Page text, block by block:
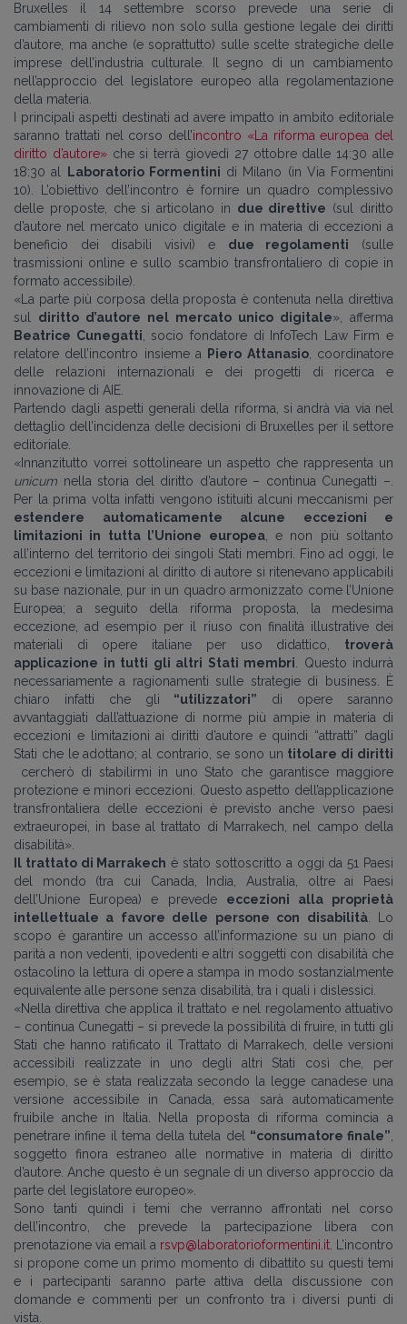
Bruxelles il 14 settembre scorso prevede una serie di
cambiamenti di rilievo non solo sulla gestione legale dei diritti
d’autore, ma anche (e soprattutto) sulle scelte strategiche delle
imprese dell’industria culturale. Il segno di un cambiamento
nell’approccio del legislatore europeo alla regolamentazione
della materia.
I principali aspetti destinati ad avere impatto in ambito editoriale
saranno trattati nel corso dell’incontro «La riforma europea del
diritto d’autore»che si terrà giovedì 27 ottobre dalle 14:30 alle
18:30 al
Laboratorio Formentini di Milano (in Via Formentini
10). L’obiettivo dell’incontro è fornire un quadro complessivo
delle proposte, che si articolano in due direttive (sul diritto
d’autore nel mercato unico digitale e in materia di eccezioni a
beneficio dei disabili visivi) e due regolamenti (sulle
trasmissioni online e sullo scambio transfrontaliero di copie in
formato accessibile).
«La parte più corposa della proposta è contenuta nella direttiva
sul diritto d’autore nel mercato unico digitale», afferma
Beatrice Cunegatti , socio fondatore di InfoTech Law Firm e
relatore dell’incontro insieme a
Piero Attanasio, coordinatore
delle relazioni internazionali e dei progetti di ricerca e
innovazione di AIE.
Partendo dagli aspetti generali della riforma, si andrà via via nel
dettaglio dell’incidenza delle decisioni di Bruxelles per il settore
editoriale.
«Innanzitutto vorrei sottolineare un aspetto che rappresenta un
unicum nella storia del diritto d’autore – continua Cunegatti –.
Per la prima volta infatti vengono istituiti alcuni meccanismi per
estendere automaticamente alcune eccezioni e
limitazioni in tutta l’Unione europea, e non più soltanto
all’interno del territorio dei singoli Stati membri. Fino ad oggi, le
eccezioni e limitazioni al diritto di autore si ritenevano applicabili
su base nazionale, pur in un quadro armonizzato come l’Unione
Europea; a seguito della riforma proposta, la medesima
eccezione, ad esempio per il riuso con finalità illustrative dei
materiali di opere italiane per uso didattico, troverà
applicazione in tutti gli altri Stati membri . Questo indurrà
necessariamente a ragionamenti sulle strategie di business. È
chiaro infatti che gli “utilizzatori” di opere saranno
avvantaggiati dall’attuazione di norme più ampie in materia di
eccezioni e limitazioni ai diritti d’autore e quindi “attratti” dagli
Stati che le adottano; al contrario, se sono un titolare di diritti
cercherò di stabilirmi in uno Stato che garantisce maggiore
protezione e minori eccezioni. Questo aspetto dell’applicazione
transfrontaliera delle eccezioni è previsto anche verso paesi
extraeuropei, in base al trattato di Marrakech, nel campo della
disabilità».
Il trattato di Marrakech è stato sottoscritto a oggi da 51 Paesi
del mondo (tra cui Canada, India, Australia, oltre ai Paesi
dell’Unione Europea) e prevede eccezioni alla proprietà
intellettuale a favore delle persone con disabilità. Lo
scopo è garantire un accesso all’informazione su un piano di
parità a non vedenti, ipovedenti e altri soggetti con disabilità che
ostacolino la lettura di opere a stampa in modo sostanzialmente
equivalente alle persone senza disabilità, tra i quali i dislessici.
«Nella direttiva che applica il trattato e nel regolamento attuativo
– continua Cunegatti – si prevede la possibilità di fruire, in tutti gli
Stati che hanno ratificato il Trattato di Marrakech, delle versioni
accessibili realizzate in uno degli altri Stati così che, per
esempio, se è stata realizzata secondo la legge canadese una
versione accessibile in Canada, essa sarà automaticamente
fruibile anche in Italia. Nella proposta di riforma comincia a
penetrare infine il tema della tutela del “consumatore finale”
soggetto finora estraneo alle normative in materia di diritto
d’autore. Anche questo è un segnale di un diverso approccio da
parte del legislatore europeo».
Sono tanti quindi i temi che verranno affrontati nel corso
dell’incontro, che prevede la partecipazione libera con
prenotazione via email a rsvp@laboratorioformentini.it . L’incontro
si propone come un primo momento di dibattito su questi temi
e i partecipanti saranno parte attiva della discussione con
domande e commenti per un confronto tra i diversi punti di
vista.